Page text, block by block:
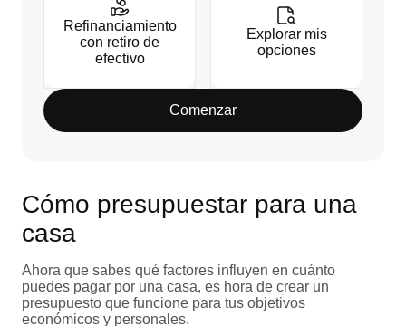
Refinanciamiento
con retiro de
efectivo
Explorar mis
opciones
Comenzar
Cómo presupuestar para una
casa
Ahora que sabes qué factores influyen en cuánto
puedes pagar por una casa, es hora de crear un
presupuesto que funcione para tus objetivos
económicos y personales.